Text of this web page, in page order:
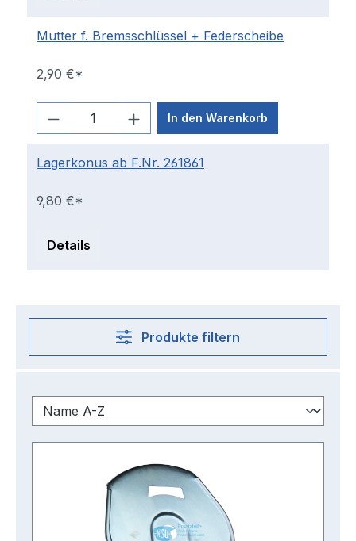
Mutter f. Bremsschlüssel + Federscheibe
2,90 €*
In den Warenkorb
Lagerkonus ab F.Nr. 261861
9,80 €*
Details
Produkte filtern